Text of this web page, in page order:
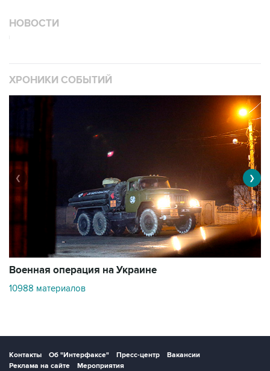
НОВОСТИ
ХРОНИКИ СОБЫТИЙ
Военная операция на Украине
10988 материалов
❮ ❯
Контакты Об "Интерфаксе" Пресс-центр
Вакансии
Реклама на сайте
Мероприятия